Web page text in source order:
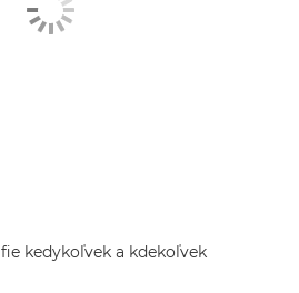
kedykoľvek a kdekoľvek